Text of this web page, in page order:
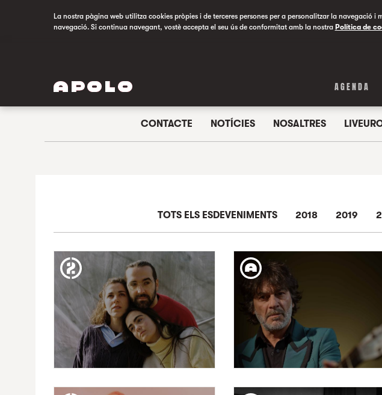
La nostra pàgina web utilitza cookies pròpies i de terceres persones per a personalitzar la navegació i
navegació. Si continua navegant, vostè accepta el seu ús de conformitat amb la nostra Política de
AGENDA
CONTACTE NOTÍCIES NOSALTRES
TOTS ELS ESDEVENIMENTS 2018 2019